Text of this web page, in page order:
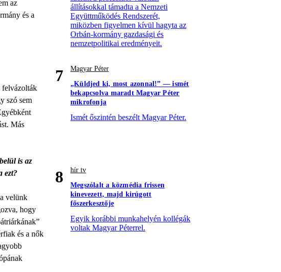
az
és a
szó sem
Más
is az
ezt?
velünk
hogy
és a nők
állításokkal támadta a Nemzeti
Együttműködés Rendszerét,
miközben figyelmen kívül hagyta az
Orbán-kormány gazdasági és
nemzetpolitikai eredményeit.
7
Magyar Péter
„Küldjed ki, most azonnal!” — ismét
bekapcsolva maradt Magyar Péter
mikrofonja
Ismét őszintén beszélt Magyar Péter.
8
hír tv
Megszólalt a közmédia frissen
kinevezett, majd kirúgott
főszerkesztője
Egyik korábbi munkahelyén kollégák
voltak Magyar Péterrel.